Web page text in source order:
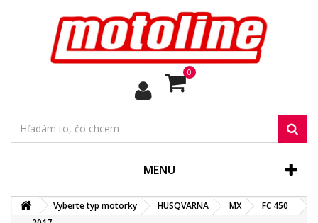
0
MENU
Vyberte typ motorky HUSQVARNA MX
FC 450